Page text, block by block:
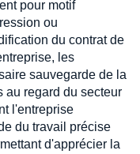
pour motif
ou
du contrat de
les
sauvegarde de la
au regard du secteur
l'entreprise
du travail précise
d'apprécier la